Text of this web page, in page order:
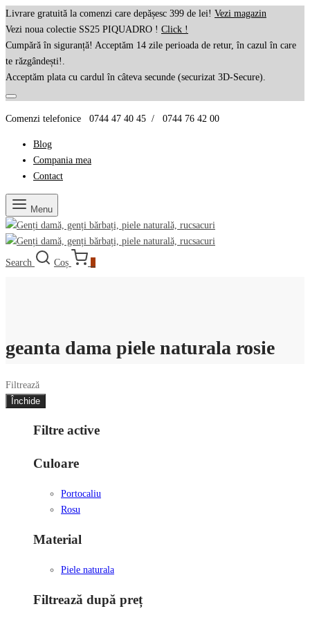
Livrare gratuită la comenzi care depășesc 399 de lei! Vezi magazin
Vezi noua colectie SS25 PIQUADRO ! Click !
Cumpără în siguranță! Acceptăm 14 zile perioada de retur, în cazul în care
te răzgândești!.
Acceptăm plata cu cardul în câteva secunde (securizat 3D-Secure).
Comenzi telefonice 0744 47 40 45 / 0744 76 42 00
Blog
Compania mea
Contact
Menu
Search Coș
geanta dama piele naturala rosie
Filtrează
Închide
Filtre active
Culoare
Portocaliu
Rosu
Material
Piele naturala
Filtrează după preț